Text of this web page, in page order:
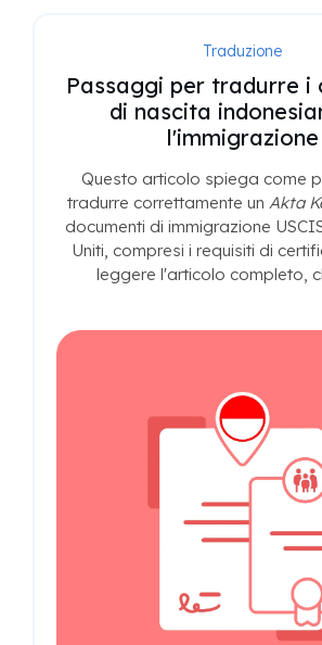
Traduzione
Passaggi per tradurre
di nascita
l'immigrazione
Questo articolo spiega come
tradurre correttamente un Akta
documenti di immigrazione
Uniti, compresi i requisiti di
leggere l'articolo completo,